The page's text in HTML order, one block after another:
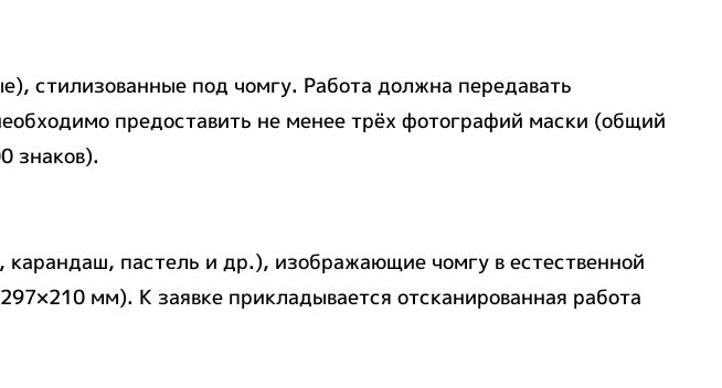
стилизованные под чомгу. Работа должна передавать
предоставить не менее трёх фотографий маски (общий
знаков).
пастель и др.), изображающие чомгу в естественной
мм). К заявке прикладывается отсканированная работа